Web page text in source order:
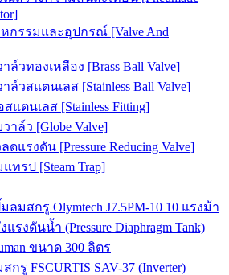
กรรมและอุปกรณ์ [Valve And
ล์วทองเหลือง [Brass Ball Valve]
ล์วสแตนเลส [Stainless Ball Valve]
แตนเลส [Stainless Fitting]
าล์ว [Globe Valve]
ดแรงดัน [Pressure Reducing Valve]
ทรป [Steam Trap]
ลมสกรู Olymtech J7.5PM-10 10 แรงม้า
รงดันน้ำ (Pressure Diaphragm Tank)
ขนาด 300 ลิตร
กรู FSCURTIS SAV-37 (Inverter)